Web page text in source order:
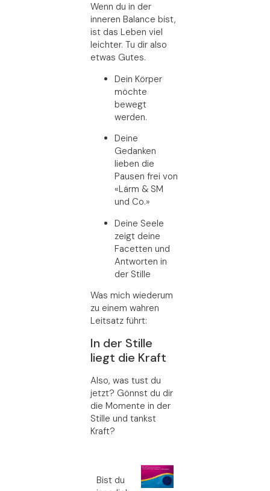
Wenn du in der
inneren Balance bist,
ist das Leben viel
leichter. Tu dir also
etwas Gutes.
Dein Körper
möchte
bewegt
werden.
Deine
Gedanken
lieben die
Pausen frei von
«Lärm & SM
und Co.»
Deine Seele
zeigt deine
Facetten und
Antworten in
der Stille
Was mich wiederum
zu einem wahren
Leitsatz führt:
In der Stille
liegt die Kraft
Also, was tust du
jetzt? Gönnst du dir
die Momente in der
Stille und tankst
Kraft?
Bist du